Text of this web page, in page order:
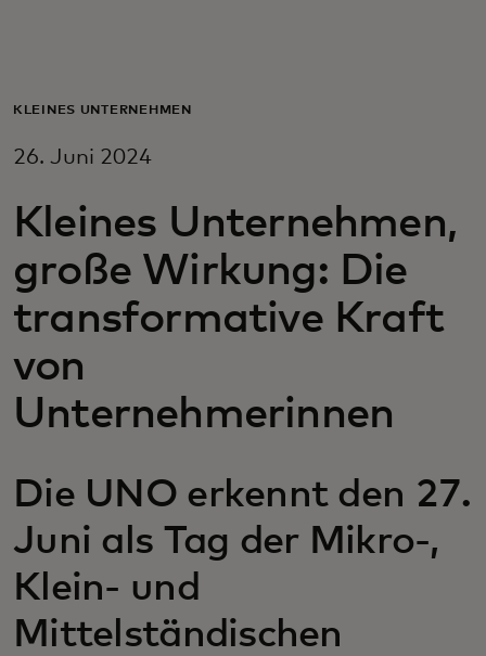
Für Unternehmen
Für Innovatoren
Neuigkeiten und Trends
KLEINES UNTERNEHMEN
26. Juni 2024
Kleines Unternehmen,
große Wirkung: Die
transformative Kraft
von
Unternehmerinnen
Die UNO erkennt den 27.
Juni als Tag der Mikro-,
Klein- und
Mittelständischen